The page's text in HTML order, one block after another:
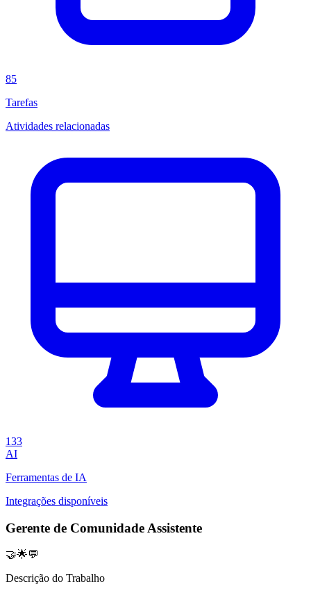
85
Tarefas
Atividades relacionadas
133
AI
Ferramentas de IA
Integrações disponíveis
Gerente de Comunidade Assistente
🤝🌟💬
Descrição do Trabalho